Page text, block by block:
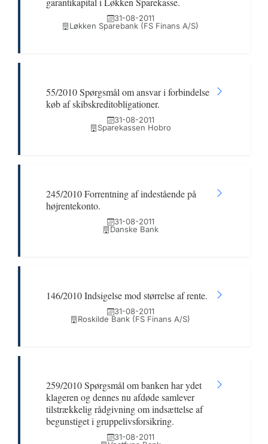
31-08-2011
Løkken Sparebank (FS Finans A/S)
55/2010 Spørgsmål om ansvar i forbindelse
køb af skibskreditobligationer.
31-08-2011
Sparekassen Hobro
245/2010 Forrentning af indestående på
højrentekonto.
31-08-2011
Danske Bank
146/2010 Indsigelse mod størrelse af rente.
31-08-2011
Roskilde Bank (FS Finans A/S)
259/2010 Spørgsmål om banken har ydet
klageren og dennes nu afdøde samlever
tilstrækkelig rådgivning om indsættelse af
begunstiget i gruppelivsforsikring.
31-08-2011